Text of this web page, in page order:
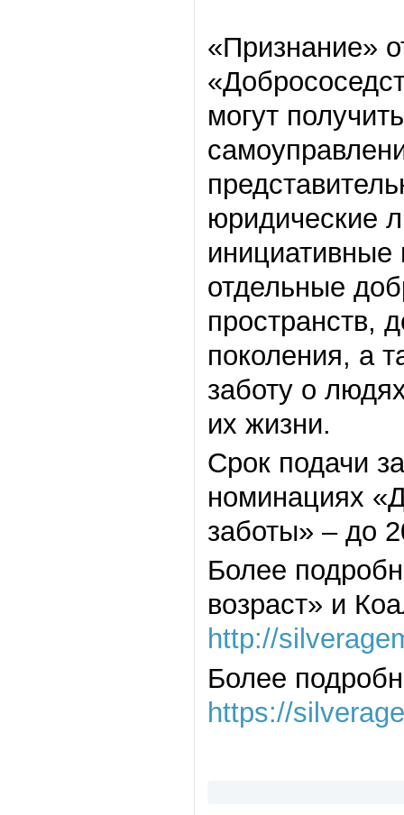
«Признание»
могут
юридические
инициативные
отдельные
пространств,
поколения, а
заботу о
их жизни.
Срок подачи
номинациях
заботы» – до
Более
возраст» и
http://
Более
https://